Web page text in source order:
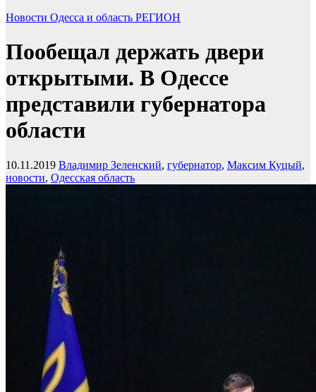
Новости Одесса и область РЕГИОН
Пообещал держать двери
открытыми. В Одессе
представили губернатора
области
10.11.2019 Владимир Зеленский, губернатор, Максим Куцый,
новости, Одесская область